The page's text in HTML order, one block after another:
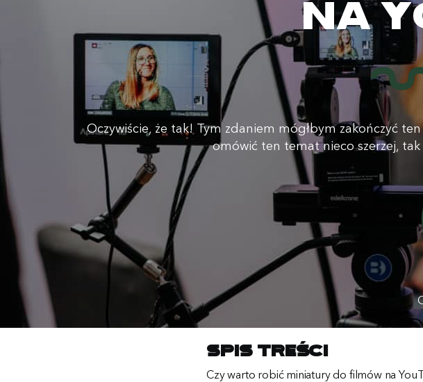
na
Oczywiście, że tak! Tym zdaniem mógłbym zakończyć
omówić ten temat nieco szerzej,
Spis treści
Czy warto robić miniatury do filmów na